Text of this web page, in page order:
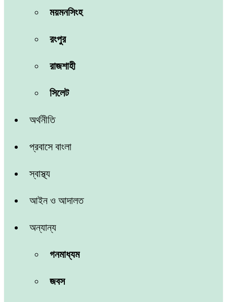
ময়মনসিংহ
রংপুর
রাজশাহী
সিলেট
অর্থনীতি
প্রবাসে বাংলা
স্বাস্থ্য
আইন ও আদালত
অন্যান্য
গনমাধ্যম
জবস